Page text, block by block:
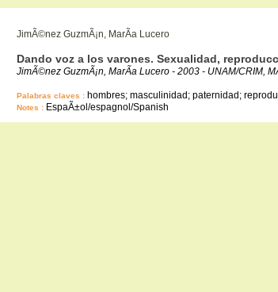
JimÃ©nez GuzmÃ¡n, MarÃ­a Lucero
Dando voz a los varones. Sexualidad,
JimÃ©nez GuzmÃ¡n, MarÃ­a Lucero - 2003 - UNAM/CRIM,
Palabras claves : hombres; masculinidad; paternidad;
Notes : EspaÃ±ol/espagnol/Spanish